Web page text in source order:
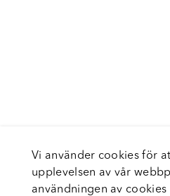
Vi använder cookies för
upplevelsen av vår
användningen av